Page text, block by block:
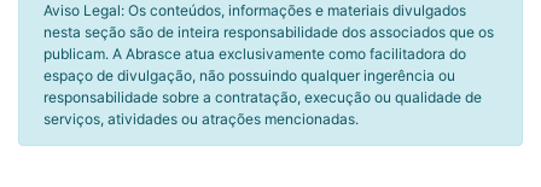
Aviso Legal: Os conteúdos, informações e materiais divulgados
nesta seção são de inteira responsabilidade dos associados que os
publicam. A Abrasce atua exclusivamente como facilitadora do
espaço de divulgação, não possuindo qualquer ingerência ou
responsabilidade sobre a contratação, execução ou qualidade de
serviços, atividades ou atrações mencionadas.